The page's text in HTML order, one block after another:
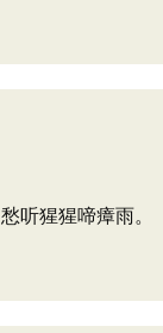
听猩猩啼瘴雨。